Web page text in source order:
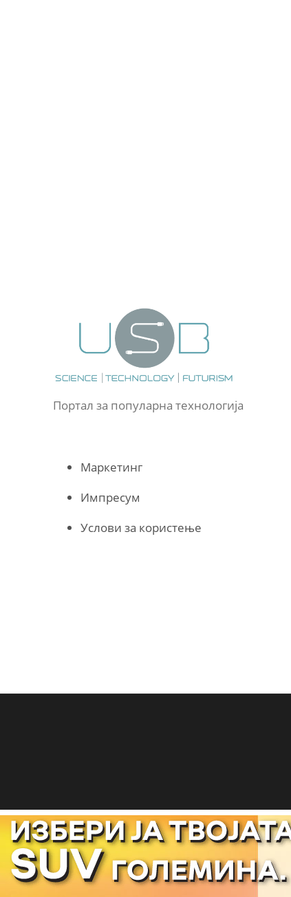
Портал за популарна технологија
Маркетинг
Импресум
Услови за користење